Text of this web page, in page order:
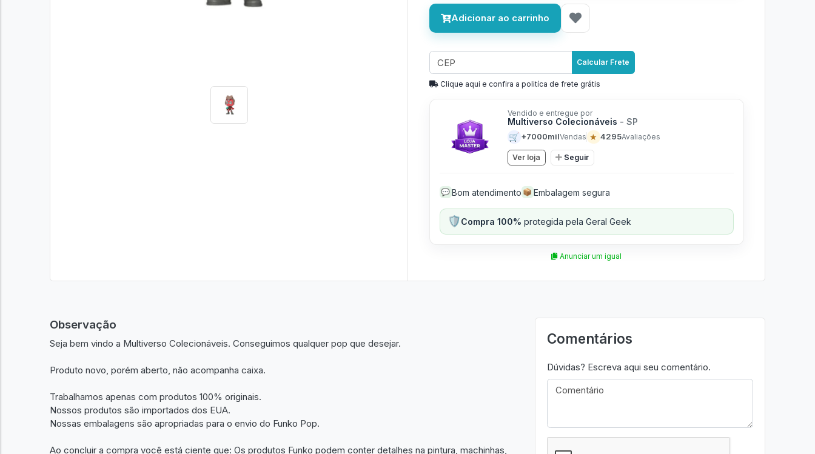
Adicionar ao carrinho
Calcular Frete
Clique aqui e confira a politíca de frete grátis
Vendido e entregue por
Multiverso Colecionáveis - SP
🛒 +7000milVendas ★ 4295Avaliações
Ver loja Seguir
💬 Bom atendimento 📦 Embalagem segura
🛡️Compra 100% protegida pela Geral Geek
Anunciar um igual
Observação
Seja bem vindo a Multiverso Colecionáveis. Conseguimos qualquer pop que desejar.
Produto novo, porém aberto, não acompanha caixa.
Trabalhamos apenas com produtos 100% originais.
Nossos produtos são importados dos EUA.
Nossas embalagens são apropriadas para o envio do Funko Pop.
Ao concluir a compra você está ciente que: Os produtos Funko podem conter detalhes na pintura, machinhas,
Comentários
Dúvidas? Escreva aqui seu comentário.